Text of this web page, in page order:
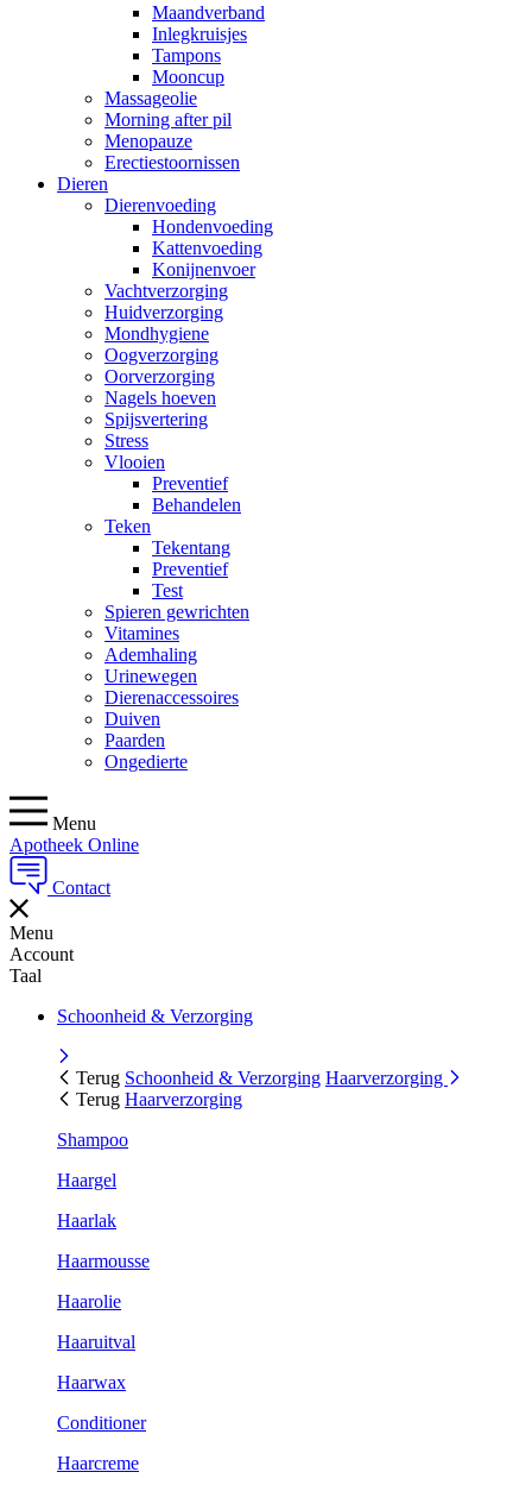
Maandverband
Inlegkruisjes
Tampons
Mooncup
Massageolie
Morning after pil
Menopauze
Erectiestoornissen
Dieren
Dierenvoeding
Hondenvoeding
Kattenvoeding
Konijnenvoer
Vachtverzorging
Huidverzorging
Mondhygiene
Oogverzorging
Oorverzorging
Nagels hoeven
Spijsvertering
Stress
Vlooien
Preventief
Behandelen
Teken
Tekentang
Preventief
Test
Spieren gewrichten
Vitamines
Ademhaling
Urinewegen
Dierenaccessoires
Duiven
Paarden
Ongedierte
Menu
Apotheek Online
Contact
Menu
Account
Taal
Schoonheid & Verzorging
Terug Schoonheid & Verzorging Haarverzorging
Terug Haarverzorging
Shampoo
Haargel
Haarlak
Haarmousse
Haarolie
Haaruitval
Haarwax
Conditioner
Haarcreme